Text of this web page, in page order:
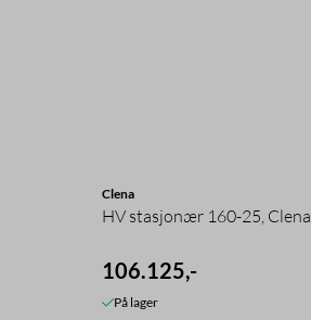
Clena
HV stasjonær 160-25, Clena
106.125,-
På lager